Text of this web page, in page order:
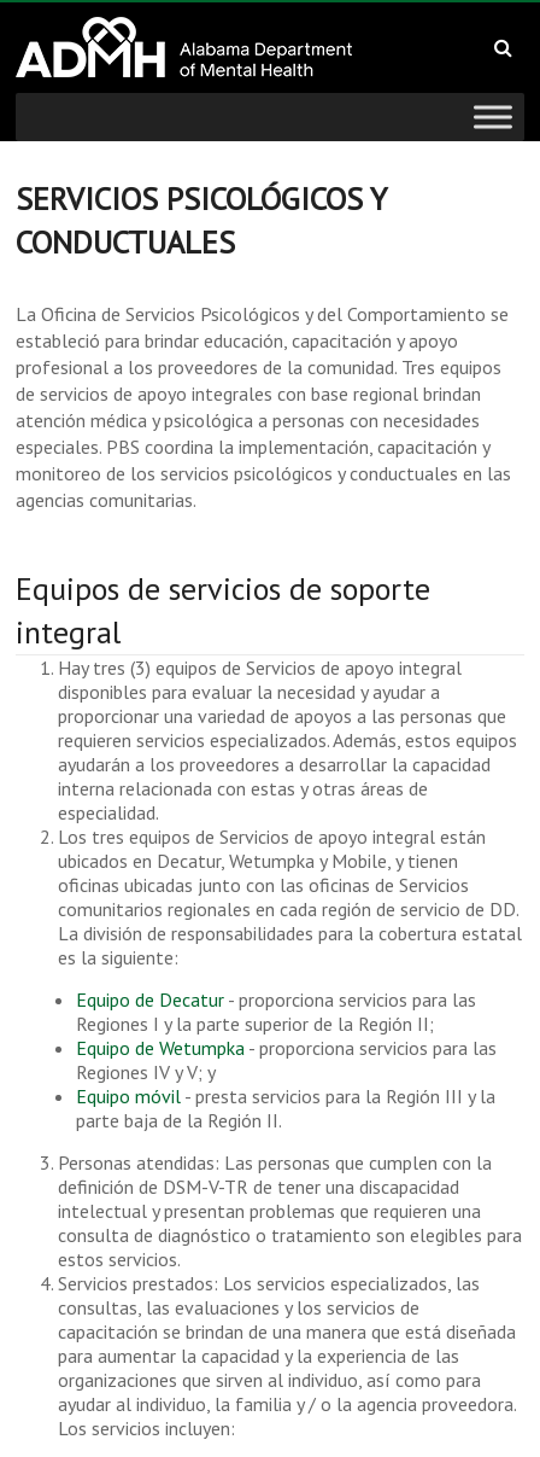
content
Alabama
Department
of
Mental
Health
mind
wellness
SERVICIOS PSICOLÓGICOS Y
CONDUCTUALES
La Oficina de Servicios Psicológicos y del Comportamiento se
estableció para brindar educación, capacitación y apoyo
profesional a los proveedores de la comunidad. Tres equipos
de servicios de apoyo integrales con base regional brindan
atención médica y psicológica a personas con necesidades
especiales. PBS coordina la implementación, capacitación y
monitoreo de los servicios psicológicos y conductuales en las
agencias comunitarias.
Equipos de servicios de soporte
integral
Hay tres (3) equipos de Servicios de apoyo integral
disponibles para evaluar la necesidad y ayudar a
proporcionar una variedad de apoyos a las personas que
requieren servicios especializados. Además, estos equipos
ayudarán a los proveedores a desarrollar la capacidad
interna relacionada con estas y otras áreas de
especialidad.
Los tres equipos de Servicios de apoyo integral están
ubicados en Decatur, Wetumpka y Mobile, y tienen
oficinas ubicadas junto con las oficinas de Servicios
comunitarios regionales en cada región de servicio de DD.
La división de responsabilidades para la cobertura estatal
es la siguiente:
Equipo de Decatur - proporciona servicios para las
Regiones I y la parte superior de la Región II;
Equipo de Wetumpka - proporciona servicios para las
Regiones IV y V; y
Equipo móvil - presta servicios para la Región III y la
parte baja de la Región II.
Personas atendidas: Las personas que cumplen con la
definición de DSM-V-TR de tener una discapacidad
intelectual y presentan problemas que requieren una
consulta de diagnóstico o tratamiento son elegibles para
estos servicios.
Servicios prestados: Los servicios especializados, las
consultas, las evaluaciones y los servicios de
capacitación se brindan de una manera que está diseñada
para aumentar la capacidad y la experiencia de las
organizaciones que sirven al individuo, así como para
ayudar al individuo, la familia y / o la agencia proveedora.
Los servicios incluyen: